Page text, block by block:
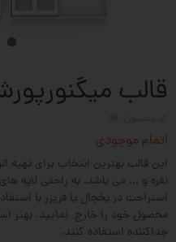
قالب
اتمام موجودی
این قالب بهترین انتخاب برای تهیه
نفره و ... می باشد. به راحتی لایه
استراحت در یخچال یا فریزر با
محصول خود را خارج نمایید. بهتر
جداکننده استفاده کنید.